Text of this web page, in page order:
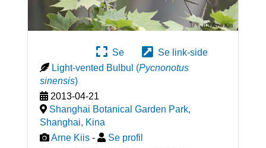
Se
Se link-side
Light-vented Bulbul (Pycnonotus
sinensis)
2013-04-21
Shanghai Botanical Garden Park,
Shanghai, Kina
Arne Kiis - Se profil